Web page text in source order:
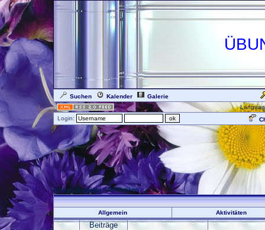
Suchen Kalender
Galerie
Login:
Forum Übersicht» Statistiken
Allgemein Aktivitäten
Beiträge